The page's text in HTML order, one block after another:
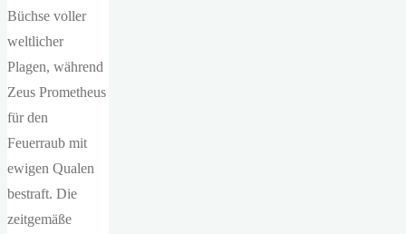
Büchse voller
weltlicher
Plagen, während
Zeus Prometheus
für den
Feuerraub mit
ewigen Qualen
bestraft. Die
zeitgemäße